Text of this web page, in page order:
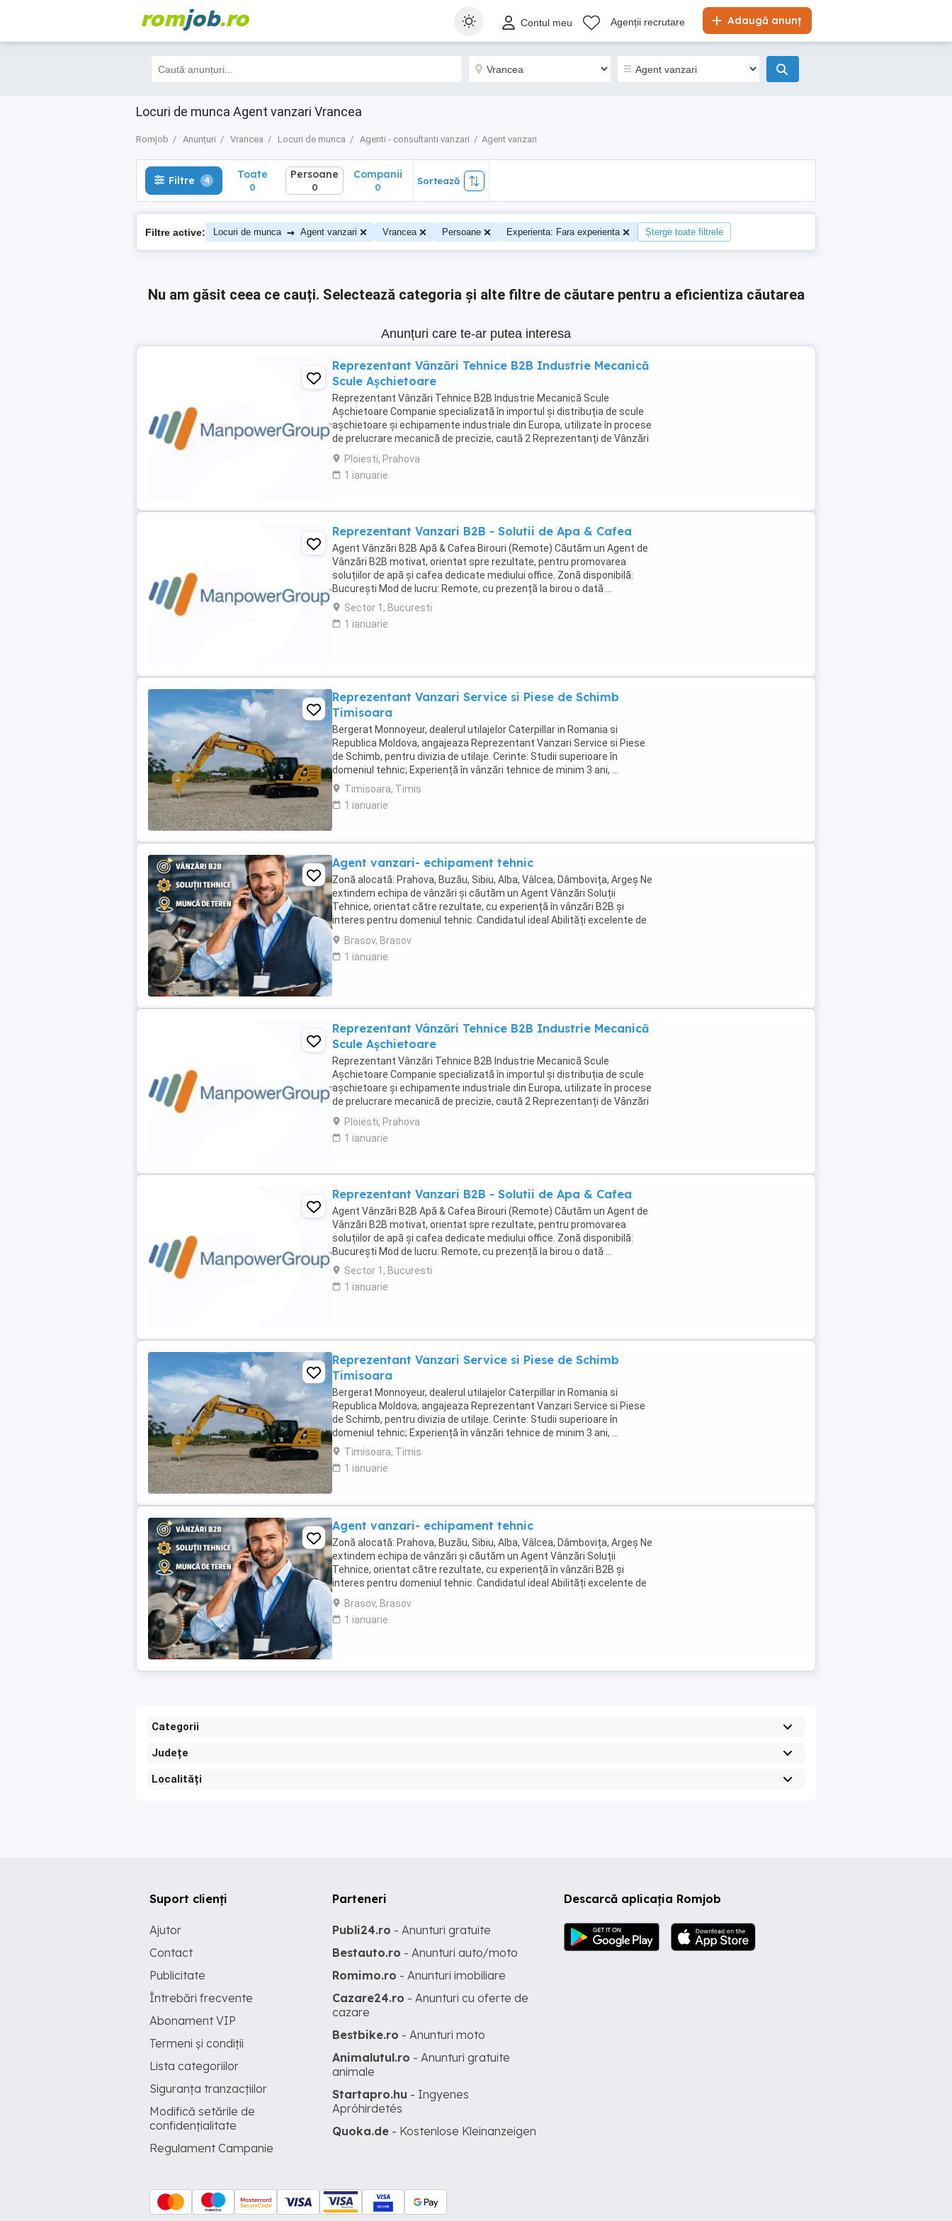
romjob.ro Adaugă anunț
Contul meu Agenții recrutare
Locuri de munca Agent vanzari Vrancea
Romjob Anunțuri Vrancea Locuri de munca Agenti - consultanti vanzari Agent vanzari
Filtre 4 Toate
0
Filtre 4 Toate
0
Persoane
0
Companii
0
Sortează
Filtre active: Locuri de munca → Agent vanzari Vrancea Persoane Experienta: Fara experienta Șterge toate filtrele
Nu am găsit ceea ce cauți. Selectează categoria și alte filtre de căutare pentru a eficientiza căutarea
Anunțuri care te-ar putea interesa
Reprezentant Vânzări Tehnice B2B Industrie Mecanică
Scule Așchietoare
Reprezentant Vânzări Tehnice B2B Industrie Mecanică Scule
Așchietoare Companie specializată în importul și distribuția de scule
așchietoare și echipamente industriale din Europa, utilizate în procese
de prelucrare mecanică de precizie, caută 2 Reprezentanți de Vânzări
Tehnice pentru dezvoltarea ...
Ploiesti, Prahova
1 ianuarie
Reprezentant Vanzari B2B - Solutii de Apa & Cafea
Agent Vânzări B2B Apă & Cafea Birouri (Remote) Căutăm un Agent de
Vânzări B2B motivat, orientat spre rezultate, pentru promovarea
soluțiilor de apă și cafea dedicate mediului office. Zonă disponibilă:
București Mod de lucru: Remote, cu prezență la birou o dată ...
Sector 1, Bucuresti
1 ianuarie
Reprezentant Vanzari Service si Piese de Schimb
Timisoara
Bergerat Monnoyeur, dealerul utilajelor Caterpillar in Romania si
Republica Moldova, angajeaza Reprezentant Vanzari Service si Piese
de Schimb, pentru divizia de utilaje. Cerinte: Studii superioare în
domeniul tehnic; Experiență în vânzări tehnice de minim 3 ani, ...
Timisoara, Timis
1 ianuarie
Agent vanzari- echipament tehnic
Zonă alocată: Prahova, Buzău, Sibiu, Alba, Vâlcea, Dâmbovița, Argeș Ne
extindem echipa de vânzări și căutăm un Agent Vânzări Soluții
Tehnice, orientat către rezultate, cu experiență în vânzări B2B și
interes pentru domeniul tehnic. Candidatul ideal Abilități excelente de
comunicare și negociere Capacitate ...
Brasov, Brasov
1 ianuarie
Reprezentant Vânzări Tehnice B2B Industrie Mecanică
Scule Așchietoare
Reprezentant Vânzări Tehnice B2B Industrie Mecanică Scule
Așchietoare Companie specializată în importul și distribuția de scule
așchietoare și echipamente industriale din Europa, utilizate în procese
de prelucrare mecanică de precizie, caută 2 Reprezentanți de Vânzări
Tehnice pentru dezvoltarea ...
Ploiesti, Prahova
1 ianuarie
Reprezentant Vanzari B2B - Solutii de Apa & Cafea
Agent Vânzări B2B Apă & Cafea Birouri (Remote) Căutăm un Agent de
Vânzări B2B motivat, orientat spre rezultate, pentru promovarea
soluțiilor de apă și cafea dedicate mediului office. Zonă disponibilă:
București Mod de lucru: Remote, cu prezență la birou o dată ...
Sector 1, Bucuresti
1 ianuarie
Reprezentant Vanzari Service si Piese de Schimb
Timisoara
Bergerat Monnoyeur, dealerul utilajelor Caterpillar in Romania si
Republica Moldova, angajeaza Reprezentant Vanzari Service si Piese
de Schimb, pentru divizia de utilaje. Cerinte: Studii superioare în
domeniul tehnic; Experiență în vânzări tehnice de minim 3 ani, ...
Timisoara, Timis
1 ianuarie
Agent vanzari- echipament tehnic
Zonă alocată: Prahova, Buzău, Sibiu, Alba, Vâlcea, Dâmbovița, Argeș Ne
extindem echipa de vânzări și căutăm un Agent Vânzări Soluții
Tehnice, orientat către rezultate, cu experiență în vânzări B2B și
interes pentru domeniul tehnic. Candidatul ideal Abilități excelente de
comunicare și negociere Capacitate ...
Brasov, Brasov
1 ianuarie
Categorii
Județe
Localități
Descarcă aplicația Romjob
Suport clienți
Ajutor
Contact
Publicitate
Întrebări frecvente
Abonament VIP
Termeni și condiții
Lista categoriilor
Siguranța tranzacțiilor
Modifică setările de
confidențialitate
Regulament Campanie
Parteneri
Publi24.ro - Anunturi gratuite
Bestauto.ro - Anunturi auto/moto
Romimo.ro - Anunturi imobiliare
Cazare24.ro - Anunturi cu oferte de
cazare
Bestbike.ro - Anunturi moto
Animalutul.ro - Anunturi gratuite
animale
Startapro.hu - Ingyenes
Apróhirdetés
Quoka.de - Kostenlose Kleinanzeigen